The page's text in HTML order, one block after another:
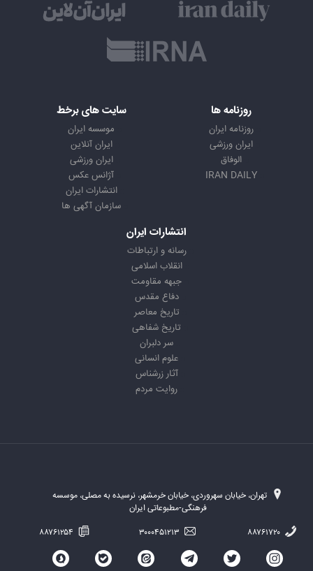
روزنامه ها
روزنامه ایران
ایران ورزشی
الوفاق
IRAN DAILY
سایت های برخط
موسسه ایران
ایران آنلاین
ایران ورزشی
آژانس عکس
انتشارات ایران
سازمان آگهی ها
انتشارات ایران
رسانه و ارتباطات
انقلاب اسلامی
جبهه مقاومت
دفاع مقدس
تاریخ معاصر
تاریخ شفاهی
سر دلبران
علوم انسانی
آثار زرشناس
روایت مردم
تهران، خیابان سهروردی، خیابان خرمشهر، نرسیده به مصلی، موسسه
فرهنگی-مطبوعاتی ایران